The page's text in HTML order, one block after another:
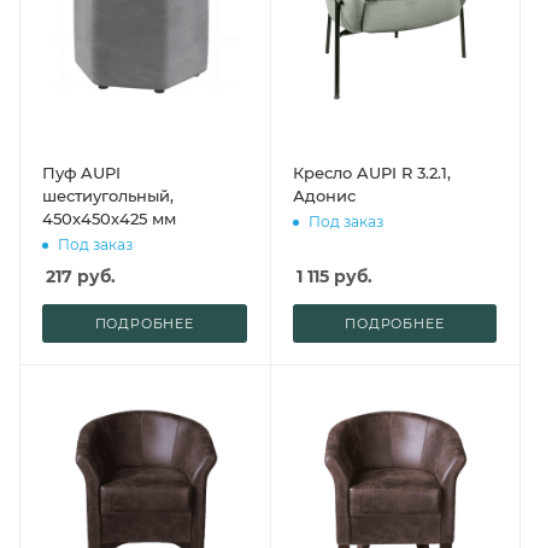
Пуф AUPI
шестиугольный,
450х450х425 мм
Под заказ
217 руб.
ПОДРОБНЕЕ
Кресло AUPI R 3.2.1,
Адонис
Под заказ
1 115руб.
ПОДРОБНЕЕ